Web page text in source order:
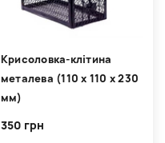
Крисоловка-клітина
металева (110 х 110 х 230
мм)
350 грн